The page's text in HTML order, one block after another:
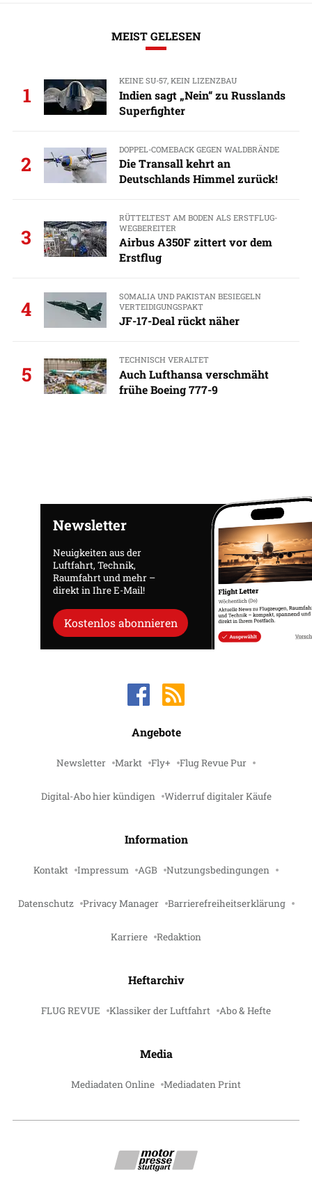
MEIST GELESEN
1
KEINE SU-57, KEIN LIZENZBAU
Indien sagt „Nein“ zu Russlands
Superfighter
2
DOPPEL-COMEBACK GEGEN WALDBRÄNDE
Die Transall kehrt an
Deutschlands Himmel zurück!
3
RÜTTELTEST AM BODEN ALS ERSTFLUG-
WEGBEREITER
Airbus A350F zittert vor dem
Erstflug
4
SOMALIA UND PAKISTAN BESIEGELN
VERTEIDIGUNGSPAKT
JF-17-Deal rückt näher
5
TECHNISCH VERALTET
Auch Lufthansa verschmäht
frühe Boeing 777-9
Newsletter
Neuigkeiten aus der
Luftfahrt, Technik,
Raumfahrt und mehr –
direkt in Ihre E-Mail!
Kostenlos abonnieren
Angebote
Newsletter Markt Fly+ Flug Revue Pur
Digital-Abo hier kündigen Widerruf digitaler Käufe
Information
Kontakt Impressum AGB Nutzungsbedingungen
Datenschutz Privacy Manager Barrierefreiheitserklärung
Karriere Redaktion
Heftarchiv
FLUG REVUE Klassiker der Luftfahrt Abo & Hefte
Media
Mediadaten Online Mediadaten Print